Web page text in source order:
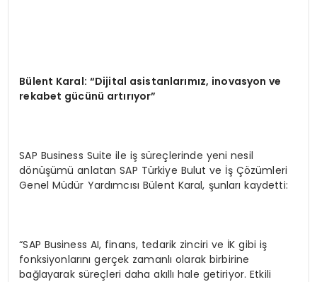
Bülent Karal: “Dijital asistanlarımız, inovasyon ve
rekabet gücünü artırıyor”
SAP Business Suite ile iş süreçlerinde yeni nesil
dönüşümü anlatan SAP Türkiye Bulut ve İş Çözümleri
Genel Müdür Yardımcısı Bülent Karal, şunları kaydetti:
“SAP Business AI, finans, tedarik zinciri ve İK gibi iş
fonksiyonlarını gerçek zamanlı olarak birbirine
bağlayarak süreçleri daha akıllı hale getiriyor. Etkili